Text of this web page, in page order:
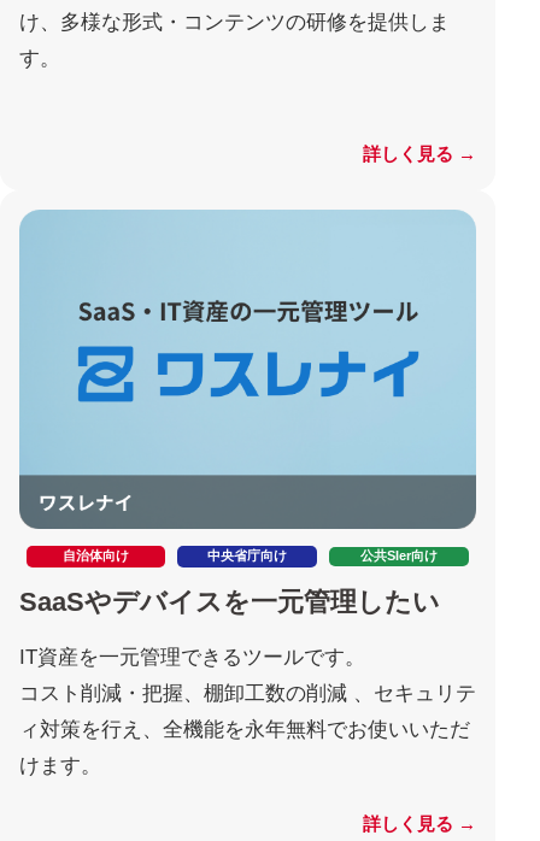
け、多様な形式・コンテンツの研修を提供しま
す。
詳しく見る →
自治体向け 中央省庁向け 公共SIer向け
SaaSやデバイスを一元管理したい
IT資産を一元管理できるツールです。
コスト削減・把握、棚卸工数の削減 、セキュリテ
ィ対策を行え、全機能を永年無料でお使いいただ
けます。
詳しく見る →